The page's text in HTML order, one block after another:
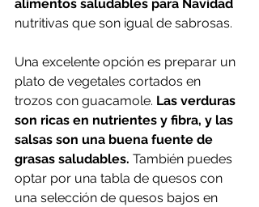
alimentos saludables para Navidad
nutritivas que son igual de sabrosas.
Una excelente opción es preparar un
plato de vegetales cortados en
trozos con guacamole. Las verduras
son ricas en nutrientes y fibra, y las
salsas son una buena fuente de
grasas saludables. También puedes
optar por una tabla de quesos con
una selección de quesos bajos en